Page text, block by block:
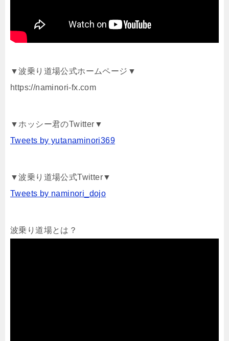
▼波乗り道場公式ホームページ▼
https://naminori-fx.com
▼ホッシー君のTwitter▼
Tweets by yutanaminori369
▼波乗り道場公式Twitter▼
Tweets by naminori_dojo
波乗り道場とは？